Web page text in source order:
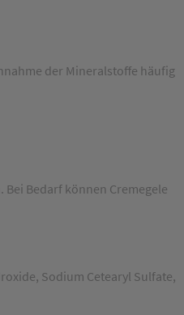
der Mineralstoffe häufig
Bedarf können Cremegele
Sodium Cetearyl Sulfate,